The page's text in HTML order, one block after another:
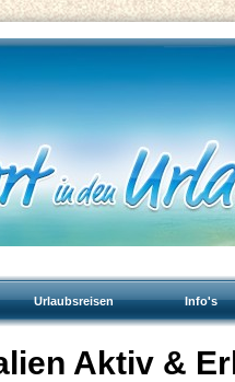
Urlaubsreisen Info's
Aktiv &